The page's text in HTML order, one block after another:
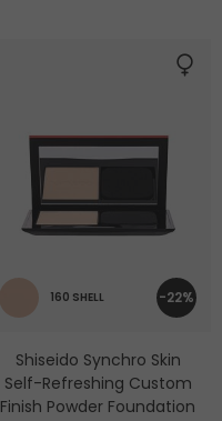
-22%
160 SHELL
Shiseido Synchro Skin
Self-Refreshing Custom
Finish Powder Foundation